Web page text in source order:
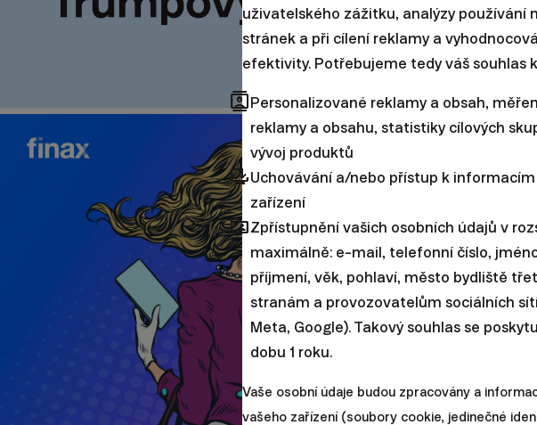
uživatelského zážitku, analýzy používání
stránek a při cílení reklamy a
efektivity. Potřebujeme tedy váš souhlas
contactsPersonalizované reklamy a obsah,
reklamy a obsahu, statistiky cílových
vývoj produktů
browser_updatedUchovávání a/nebo přístup k informacím
zařízení
folder_sharedZpřístupnění vašich osobních údajů v
maximálně: e-mail, telefonní číslo,
příjmení, věk, pohlaví, město bydliště
stranám a provozovatelům sociálních
Meta, Google). Takový souhlas se
dobu 1 roku.
Vaše osobní údaje budou zpracovány a
vašeho zařízení (soubory cookie, jedinečné